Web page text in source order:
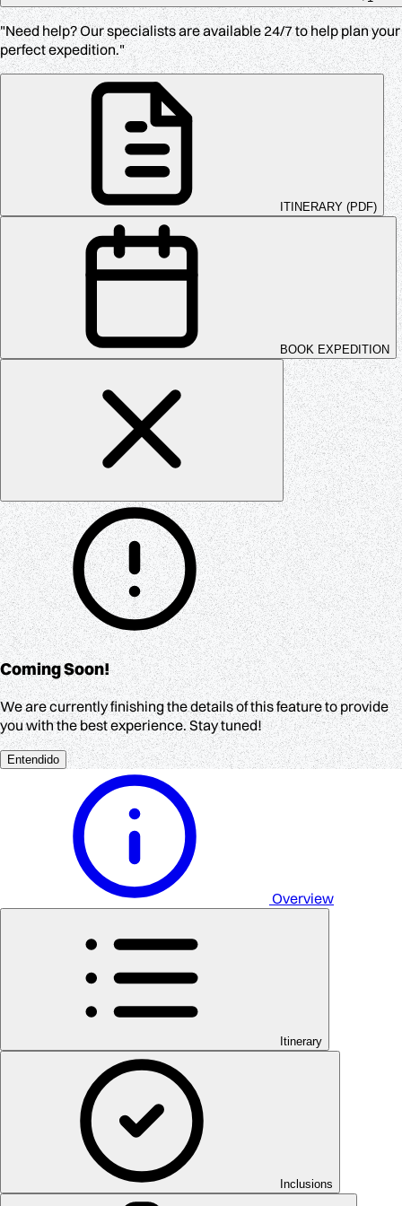
"Need help? Our specialists are available 24/7 to help plan your
perfect expedition."
ITINERARY (PDF)
BOOK EXPEDITION
Coming Soon!
We are currently finishing the details of this feature to provide
you with the best experience. Stay tuned!
Entendido
Overview
Itinerary
Inclusions